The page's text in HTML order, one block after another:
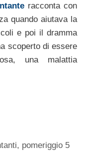
racconta con
quando aiutava la
e poi il dramma
scoperto di essere
una malattia
, pomeriggio 5